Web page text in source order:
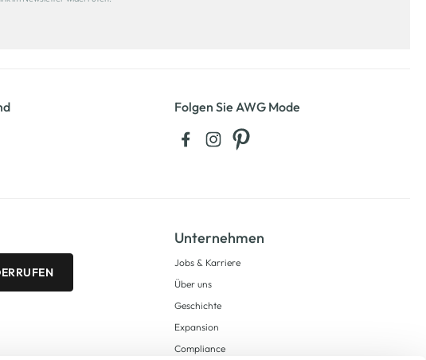
Folgen Sie AWG Mode
Unternehmen
Jobs & Karriere
Über uns
Geschichte
Expansion
Compliance